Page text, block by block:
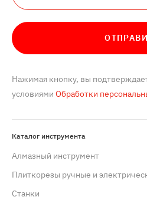
Нажимая кнопку, вы
условиями Обработки
Каталог инструмента
Алмазный инструмент
Плиткорезы ручные и
Станки